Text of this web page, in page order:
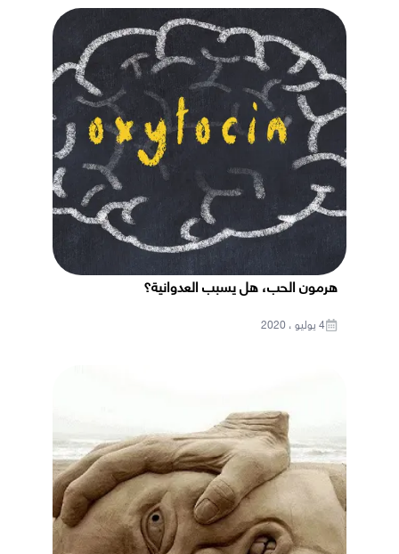
هرمون الحب، هل يسبب العدوانية؟
4 يوليو ، 2020